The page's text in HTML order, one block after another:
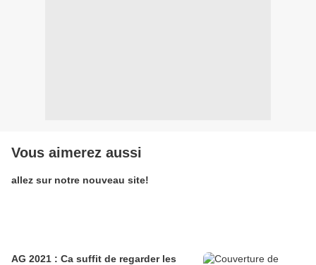
Vous aimerez aussi
allez sur notre nouveau site!
AG 2021 : Ca suffit de regarder les